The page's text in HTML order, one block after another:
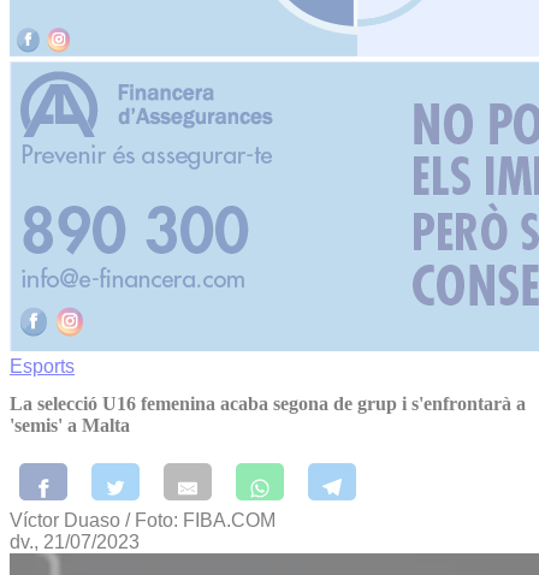
Esports
La selecció U16 femenina acaba segona de grup i s'enfrontarà a
'semis' a Malta
Víctor Duaso / Foto: FIBA.COM
dv., 21/07/2023